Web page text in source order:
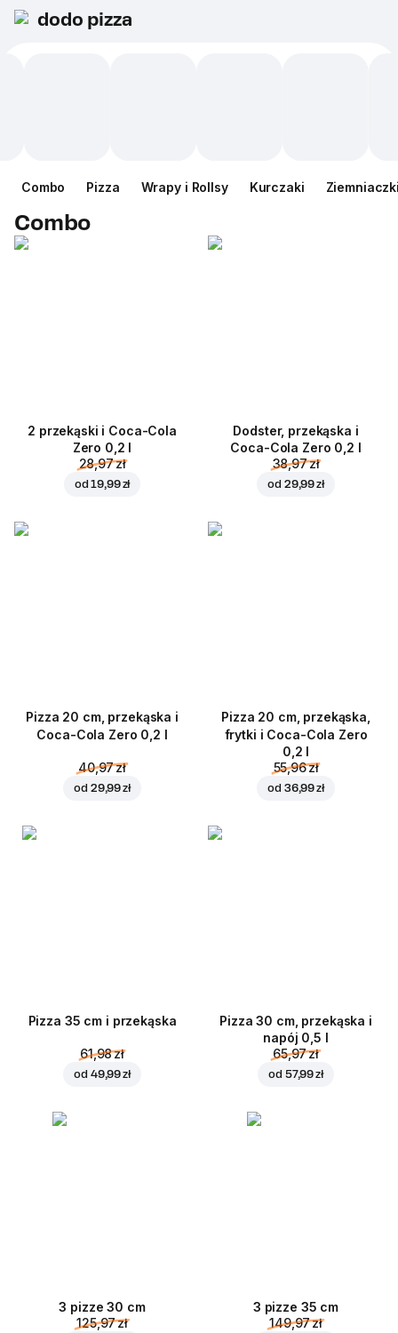
dodo pizza
Сombo Pizza Wrapy i Rollsy Kurczaki
Сombo
2 przekąski i Coca-Cola
Zero 0,2 l
28,97 zł
od19,99 zł
Dodster, przekąska i
Coca-Cola Zero 0,2 l
38,97 zł
od 29,99 zł
Pizza 20 cm, przekąska i
Coca-Cola Zero 0,2 l
40,97 zł
od 29,99 zł
Pizza 20 cm, przekąska,
frytki i Coca-Cola Zero
0,2 l
55,96 zł
od 36,99 zł
Pizza 35 cm i przekąska
61,98 zł
od 49,99 zł
Pizza 30 cm, przekąska i
napój 0,5 l
65,97 zł
od 57,99 zł
3 pizze 30 cm
125,97 zł
3 pizze 35 cm
149,97 zł